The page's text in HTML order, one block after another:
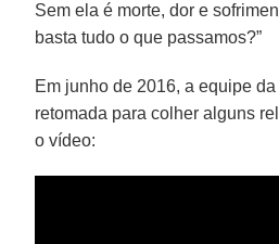
Sem ela é morte, dor e
basta tudo o que passamos?”
Em junho de 2016, a equipe
retomada para colher alguns
o vídeo: